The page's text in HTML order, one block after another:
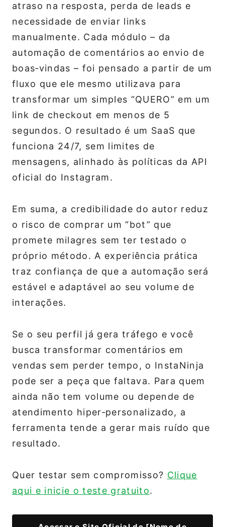
atraso na resposta, perda de leads e
necessidade de enviar links
manualmente. Cada módulo – da
automação de comentários ao envio de
boas‑vindas – foi pensado a partir de um
fluxo que ele mesmo utilizava para
transformar um simples “QUERO” em um
link de checkout em menos de 5
segundos. O resultado é um SaaS que
funciona 24/7, sem limites de
mensagens, alinhado às políticas da API
oficial do Instagram.
Em suma, a credibilidade do autor reduz
o risco de comprar um “bot” que
promete milagres sem ter testado o
próprio método. A experiência prática
traz confiança de que a automação será
estável e adaptável ao seu volume de
interações.
Se o seu perfil já gera tráfego e você
busca transformar comentários em
vendas sem perder tempo, o InstaNinja
pode ser a peça que faltava. Para quem
ainda não tem volume ou depende de
atendimento hiper‑personalizado, a
ferramenta tende a gerar mais ruído que
resultado.
Quer testar sem compromisso? Clique
aqui e inicie o teste gratuito.